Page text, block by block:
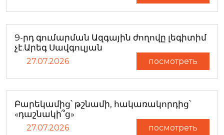
9-րդ գումարման Ազգային ժողովը լեգիտիմ
չէ.Արեգ Սավգուլյան
27.07.2026 посмотреть
Բարեկամից՝ թշնամի, հակառակորդից՝
«դաշնակի՞ց»
27.07.2026 посмотреть